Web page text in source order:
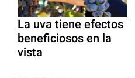
La uva tiene efectos
beneficiosos en la
vista